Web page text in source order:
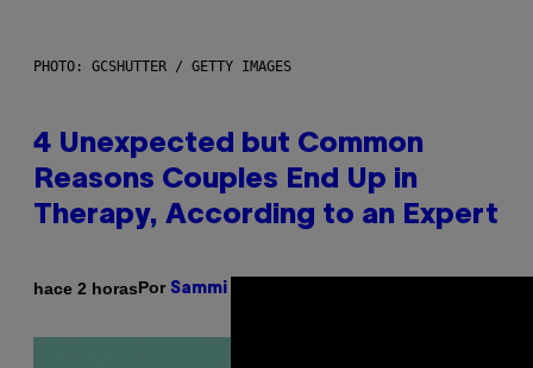
PHOTO: GCSHUTTER / GETTY IMAGES
4 Unexpected but Common
Reasons Couples End Up in
Therapy, According to an Expert
hace 2 horasPor Sammi Caramela